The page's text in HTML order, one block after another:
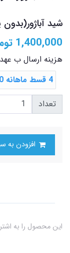
شید آباژور(بدون
1,400,000
هزینه ارسال ب
4 قسط ماهانه 350,000 تومانی با اسنپ ‌پی
تعداد
این محصول را به